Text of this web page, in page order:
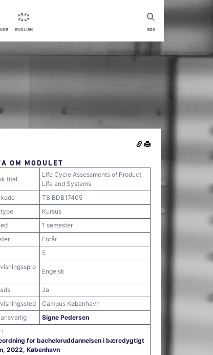
SØG
ENGLISH
OM MODULET
titel
Life Cycle Assessments of Product
Life and Systems
TBIBDB17405
Kursus
1 semester
Forår
5
Engelsk
Ja
Campus København
Signe Pedersen
i
for bacheloruddannelsen i bæredygtigt
2022, København